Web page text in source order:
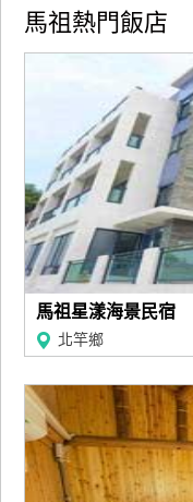
店
合
商
合
作
旅
伴
計
劃
商
馬祖熱門飯店
馬祖星漾海景民宿
北竿鄉